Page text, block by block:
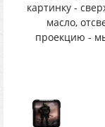
картинку -
масло,
проекцию -